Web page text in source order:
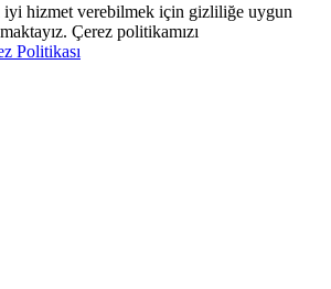
iyi hizmet verebilmek için gizliliğe uygun
Çerez politikamızı
Politikası